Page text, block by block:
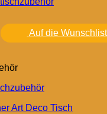
Auf die